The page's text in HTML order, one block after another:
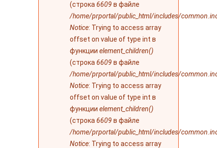
(строка 6609 в файле
/home/prportal/public_html/includes/
Notice: Trying to access array
offset on value of type int в
функции element_children()
(строка 6609 в файле
/home/prportal/public_html/includes/
Notice: Trying to access array
offset on value of type int в
функции element_children()
(строка 6609 в файле
/home/prportal/public_html/includes/
Notice: Trying to access array